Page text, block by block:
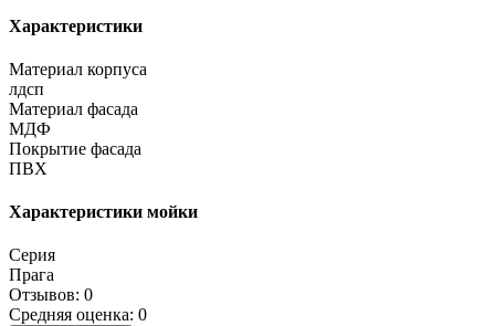
Характеристики
Материал корпуса
лдсп
Материал фасада
МДФ
Покрытие фасада
ПВХ
Характеристики мойки
Серия
Прага
Отзывов: 0
Средняя оценка: 0